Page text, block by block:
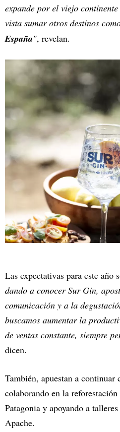
expande por el viejo
vista sumar otros destinos
España", revelan.
Las expectativas para este año
dando a conocer Sur Gin,
comunicación y a la
buscamos aumentar la
de ventas constante, siempre
dicen.
También, apuestan a
colaborando en la
Patagonia y apoyando a
Apache.